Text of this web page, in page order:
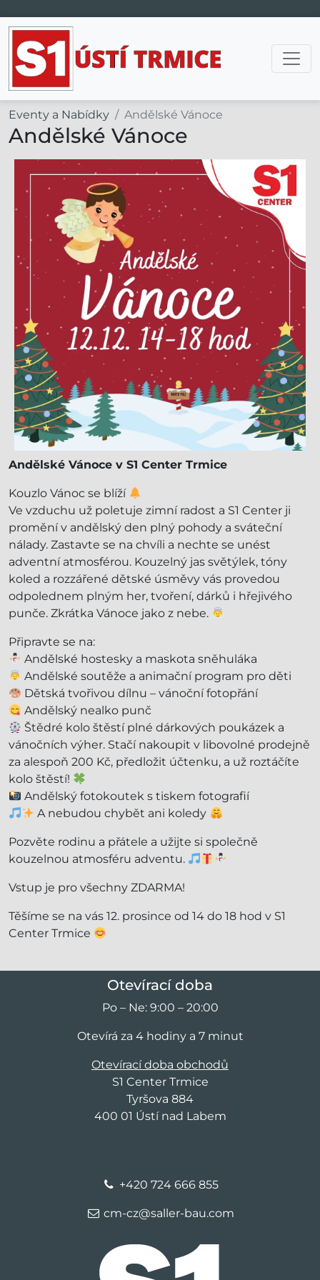
Hlavní navigace
Eventy a Nabídky Andělské Vánoce
Andělské Vánoce
Andělské Vánoce v S1 Center Trmice
Kouzlo Vánoc se blíží
Ve vzduchu už poletuje zimní radost a S1 Center ji
promění v andělský den plný pohody a sváteční
nálady. Zastavte se na chvíli a nechte se unést
adventní atmosférou. Kouzelný jas světýlek, tóny
koled a rozzářené dětské úsměvy vás provedou
odpolednem plným her, tvoření, dárků i hřejivého
punče. Zkrátka Vánoce jako z nebe.
Připravte se na:
Andělské hostesky a maskota sněhuláka
Andělské soutěže a animační program pro děti
Dětská tvořivou dílnu – vánoční fotopřání
Andělský nealko punč
Štědré kolo štěstí plné dárkových poukázek a
vánočních výher. Stačí nakoupit v libovolné prodejně
za alespoň 200 Kč, předložit účtenku, a už roztáčíte
kolo štěstí!
Andělský fotokoutek s tiskem fotografií
A nebudou chybět ani koledy
Pozvěte rodinu a přátele a užijte si společně
kouzelnou atmosféru adventu.
Vstup je pro všechny ZDARMA!
Těšíme se na vás 12. prosince od 14 do 18 hod v S1
Center Trmice
Otevírací doba
Po – Ne: 9:00 – 20:00
Otevírá za 4 hodiny a 7 minut
Otevírací doba obchodů
S1 Center Trmice
Tyršova 884
400 01 Ústí nad Labem
+420 724 666 855
cm-cz@saller-bau.com